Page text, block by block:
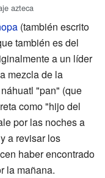
azteca
(también escrito
también es del
a un líder
mezcla de la
"pan" (que
como "hijo del
por las noches a
a revisar los
haber encontrado
la mañana.